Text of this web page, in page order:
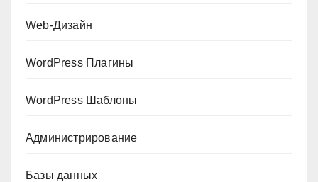
Web-Дизайн
WordPress Плагины
WordPress Шаблоны
Администрирование
Базы данных